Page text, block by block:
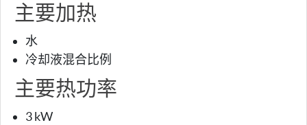
主要加热
水
冷却液混合比例
主要热功率
3 kW